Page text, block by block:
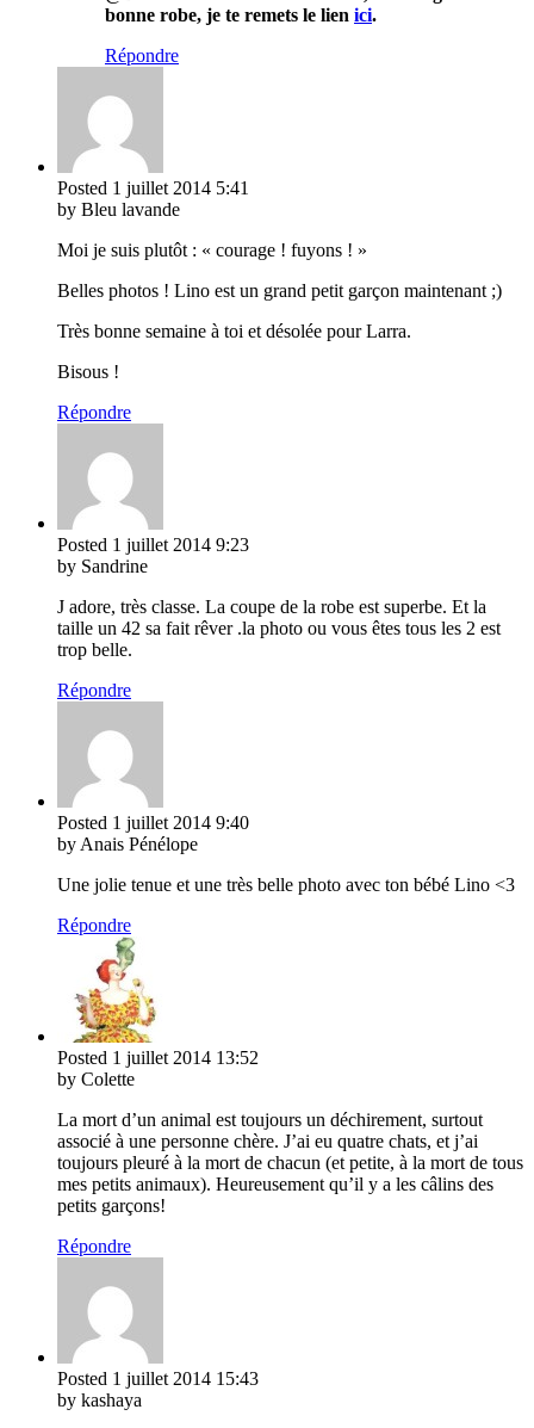
bonne robe, je te remets le lien ici.
Répondre
Posted 1 juillet 2014 5:41
by Bleu lavande
Moi je suis plutôt : « courage ! fuyons ! »
Belles photos ! Lino est un grand petit garçon maintenant ;)
Très bonne semaine à toi et désolée pour Larra.
Bisous !
Répondre
Posted 1 juillet 2014 9:23
by Sandrine
J adore, très classe. La coupe de la robe est superbe. Et la
taille un 42 sa fait rêver .la photo ou vous êtes tous les 2 est
trop belle.
Répondre
Posted 1 juillet 2014 9:40
by Anais Pénélope
Une jolie tenue et une très belle photo avec ton bébé Lino <3
Répondre
Posted 1 juillet 2014 13:52
by Colette
La mort d’un animal est toujours un déchirement, surtout
associé à une personne chère. J’ai eu quatre chats, et j’ai
toujours pleuré à la mort de chacun (et petite, à la mort de tous
mes petits animaux). Heureusement qu’il y a les câlins des
petits garçons!
Répondre
Posted 1 juillet 2014 15:43
by kashaya